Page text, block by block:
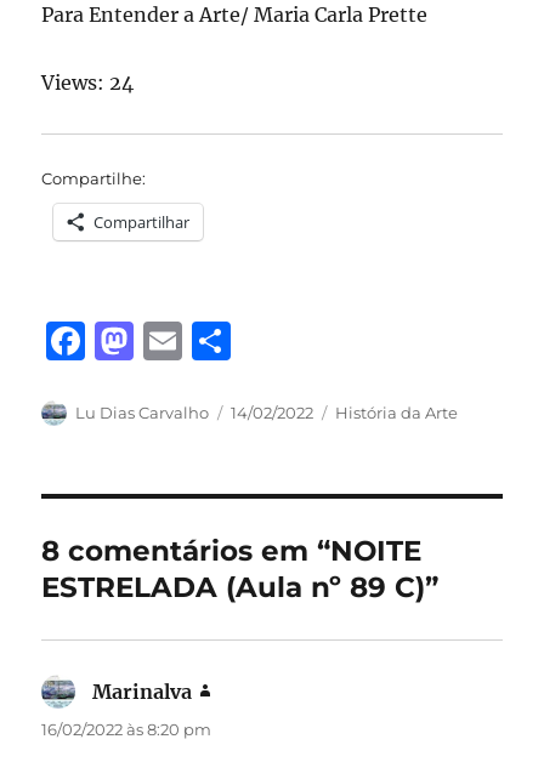
Para Entender a Arte/ Maria Carla Prette
Views: 24
Compartilhe:
Compartilhar
F
c
b
o
o
k
M
st
d
o
n
E
ai a
Autor
Lu Dias Carvalho
Publicado
14/02/2022 Categorias
História da Arte
8 comentários em “NOITE
ESTRELADA (Aula nº 89 C)”
Marinalva
16/02/2022 às 8:20 pm